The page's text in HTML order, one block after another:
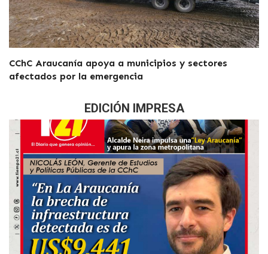
CChC Araucanía apoya a municipios y sectores
afectados por la emergencia
EDICIÓN IMPRESA